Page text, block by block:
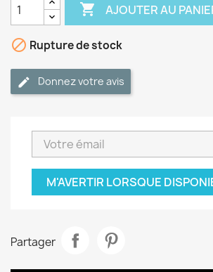
 AJOUTER AU
 Rupture de stock
Donnez votre avis
M'AVERTIR LORSQUE
Partager